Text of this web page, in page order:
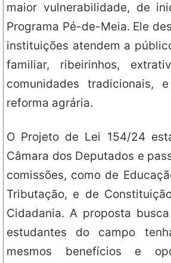
maior vulnerabilidade, de
Programa Pé-de-Meia. Ele
instituições atendem a
familiar, ribeirinhos,
comunidades tradicionais,
reforma agrária.
O Projeto de Lei 154/24
Câmara dos Deputados e
comissões, como de
Tributação, e de
Cidadania. A proposta
estudantes do campo
mesmos benefícios e